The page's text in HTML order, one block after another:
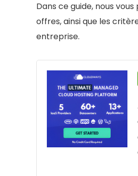
Dans ce guide, nous
offres, ainsi que les
entreprise.